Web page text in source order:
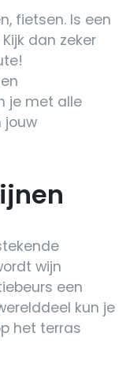
fietsen. Is een
dan zeker
je met alle
jouw
wijn
een
kun je
het terras